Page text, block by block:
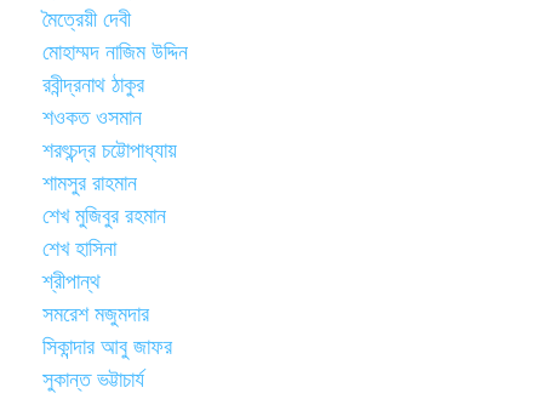
মৈত্রেয়ী দেবী
মোহাম্মদ নাজিম উদ্দিন
রবীন্দ্রনাথ ঠাকুর
শওকত ওসমান
শরৎচন্দ্র চট্টোপাধ্যায়
শামসুর রাহমান
শেখ মুজিবুর রহমান
শেখ হাসিনা
শ্রীপান্থ
সমরেশ মজুমদার
সিকান্দার আবু জাফর
সুকান্ত ভট্টাচার্য